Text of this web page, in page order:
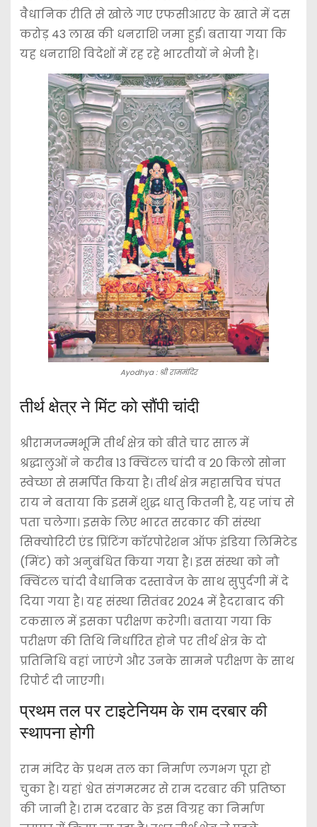
वैधानिक रीति से खोले गए एफसीआरए के खाते में दस
करोड़ 43 लाख की धनराशि जमा हुई। बताया गया कि
यह धनराशि विदेशों में रह रहे भारतीयों ने भेजी है।
Ayodhya : श्री राममंदिर
तीर्थ क्षेत्र ने मिंट को सौंपी चांदी
श्रीरामजन्मभूमि तीर्थ क्षेत्र को बीते चार साल में
श्रद्धालुओं ने करीब 13 क्विंटल चांदी व 20 किलो सोना
स्वेच्छा से समर्पित किया है। तीर्थ क्षेत्र महासचिव चंपत
राय ने बताया कि इसमें शुद्ध धातु कितनी है, यह जांच से
पता चलेगा। इसके लिए भारत सरकार की संस्था
सिक्योरिटी एंड प्रिंटिंग कॉरपोरेशन ऑफ इंडिया लिमिटेड
(मिंट) को अनुबंधित किया गया है। इस संस्था को नौ
क्विंटल चांदी वैधानिक दस्तावेज के साथ सुपुर्दगी में दे
दिया गया है। यह संस्था सितंबर 2024 में हैदराबाद की
टकसाल में इसका परीक्षण करेगी। बताया गया कि
परीक्षण की तिथि निर्धारित होने पर तीर्थ क्षेत्र के दो
प्रतिनिधि वहां जाएंगे और उनके सामने परीक्षण के साथ
रिपोर्ट दी जाएगी।
प्रथम तल पर टाइटेनियम के राम दरबार की
स्थापना होगी
राम मंदिर के प्रथम तल का निर्माण लगभग पूरा हो
चुका है। यहां श्वेत संगमरमर से राम दरबार की प्रतिष्ठा
की जानी है। राम दरबार के इस विग्रह का निर्माण